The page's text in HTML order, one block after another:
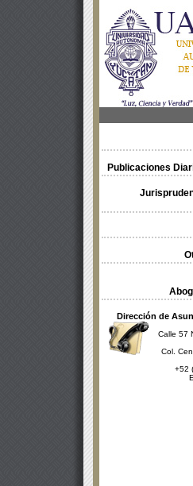
Publicaciones
Dirección de
Calle 57
Col.
+52